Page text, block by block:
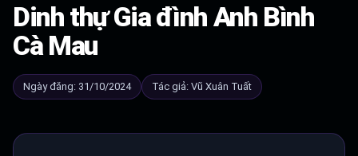
Dinh thự Gia đình Anh Bình
Cà Mau
Ngày đăng: 31/10/2024 Tác giả: Vũ Xuân Tuất